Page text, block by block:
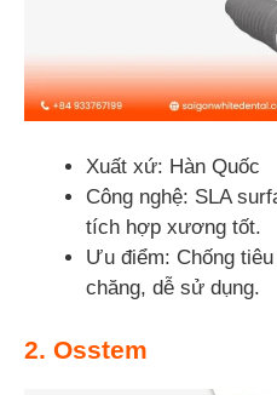
Xuất xứ: Hàn Quốc
Công nghệ: SLA
tích hợp xương tốt.
Ưu điểm: Chống
chăng, dễ sử dụng.
2. Osstem